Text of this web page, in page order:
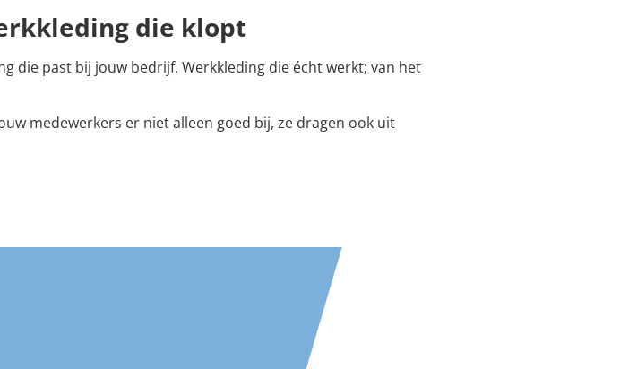
die klopt
die past bij jouw bedrijf. Werkkleding die écht werkt; van het
medewerkers er niet alleen goed bij, ze dragen ook uit